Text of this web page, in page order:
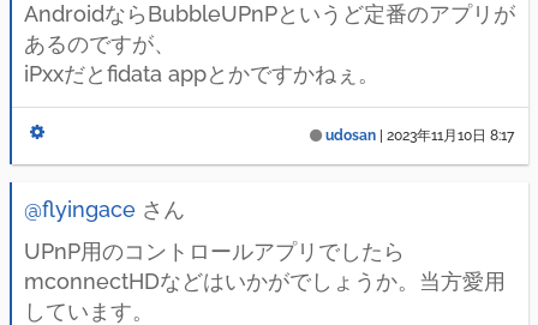
AndroidならBubbleUPnPというど定番のアプリが
あるのですが、
iPxxだとfidata appとかですかねぇ。
udosan 2023年11月10日 8:17
@flyingace さん
UPnP用のコントロールアプリでしたら
mconnectHDなどはいかがでしょうか。当方愛用
しています。